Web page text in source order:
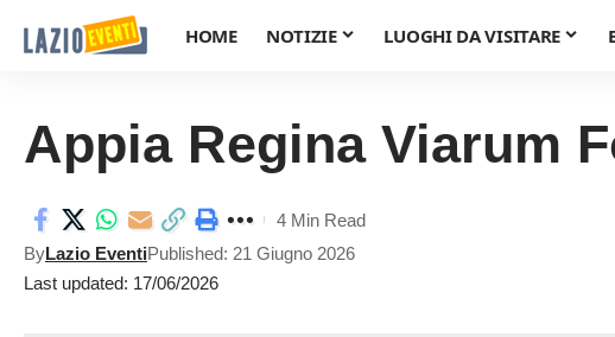
HOME NOTIZIE LUOGHI DA VISITARE
Appia Regina Viarum
Last updated: 17/06/2026
ByLazio EventiPublished: 21 Giugno 2026
4 Min Read